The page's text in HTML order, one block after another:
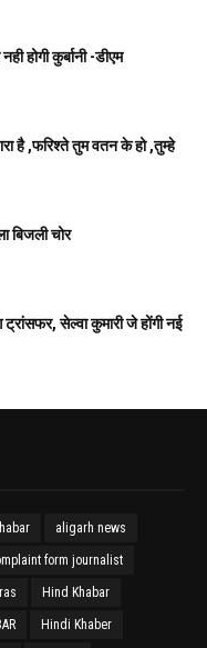
होगी कुर्बानी -डीएम
है ,फरिश्ते तुम वतन के हो ,तुम्हे
बिजली चोर
सेल्वा कुमारी जे होंगी नई
aligarh news
form journalist
Hind Khabar
Hindi Khaber